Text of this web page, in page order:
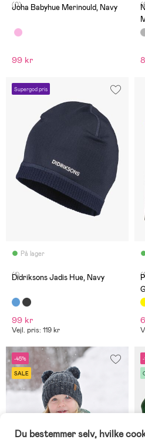
(0)
Joha Babyhue Merinould, Navy
99 kr
Supergod pris
På lager
(1)
Didriksons Jadis Hue, Navy
99 kr
Vejl. pris: 119 kr
-45%
SALE
Du bestemmer selv, hvilke